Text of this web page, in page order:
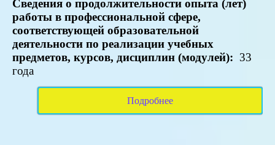
Сведения о продолжительности опыта (лет)
работы в профессиональной сфере,
соответствующей образовательной
деятельности по реализации учебных
предметов, курсов, дисциплин (модулей): 33
года
Подробнее